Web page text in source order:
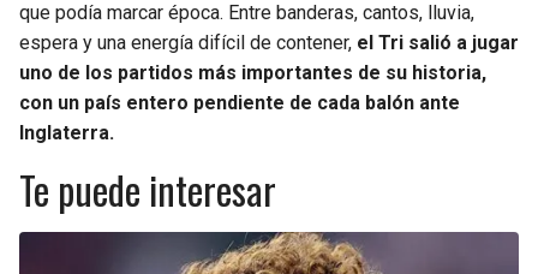
que podía marcar época. Entre banderas, cantos, lluvia,
espera y una energía difícil de contener, el Tri salió a jugar
uno de los partidos más importantes de su historia,
con un país entero pendiente de cada balón ante
Inglaterra.
Te puede interesar